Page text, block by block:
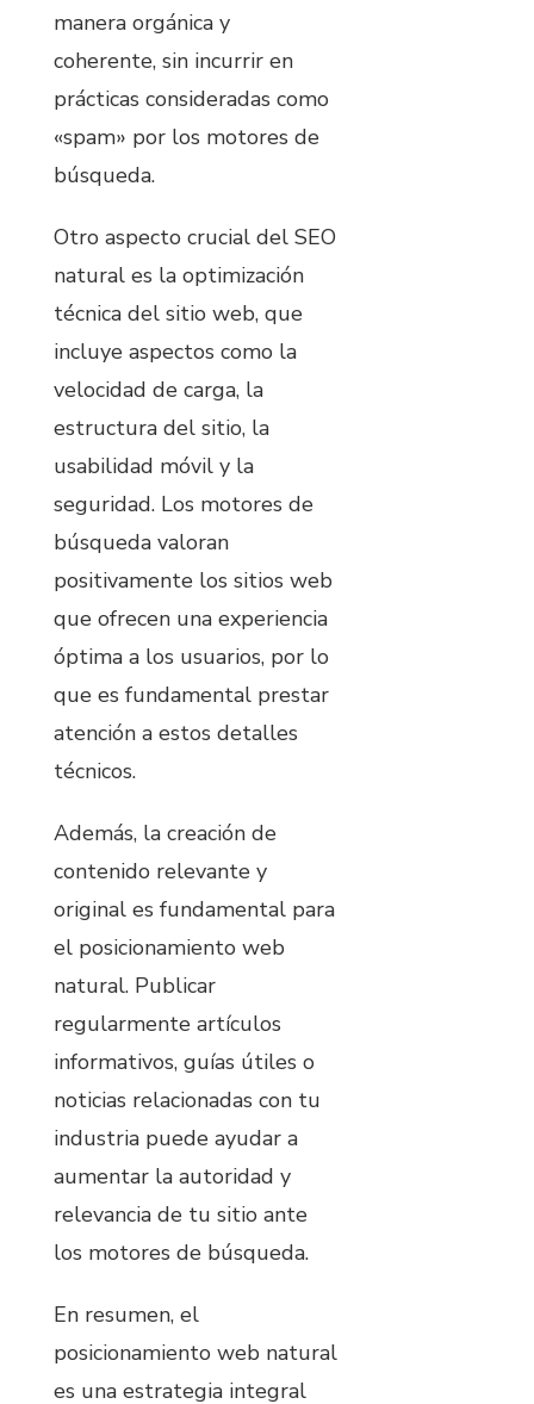
manera orgánica y
coherente, sin incurrir en
prácticas consideradas como
«spam» por los motores de
búsqueda.
Otro aspecto crucial del SEO
natural es la optimización
técnica del sitio web, que
incluye aspectos como la
velocidad de carga, la
estructura del sitio, la
usabilidad móvil y la
seguridad. Los motores de
búsqueda valoran
positivamente los sitios web
que ofrecen una experiencia
óptima a los usuarios, por lo
que es fundamental prestar
atención a estos detalles
técnicos.
Además, la creación de
contenido relevante y
original es fundamental para
el posicionamiento web
natural. Publicar
regularmente artículos
informativos, guías útiles o
noticias relacionadas con tu
industria puede ayudar a
aumentar la autoridad y
relevancia de tu sitio ante
los motores de búsqueda.
En resumen, el
posicionamiento web natural
es una estrategia integral